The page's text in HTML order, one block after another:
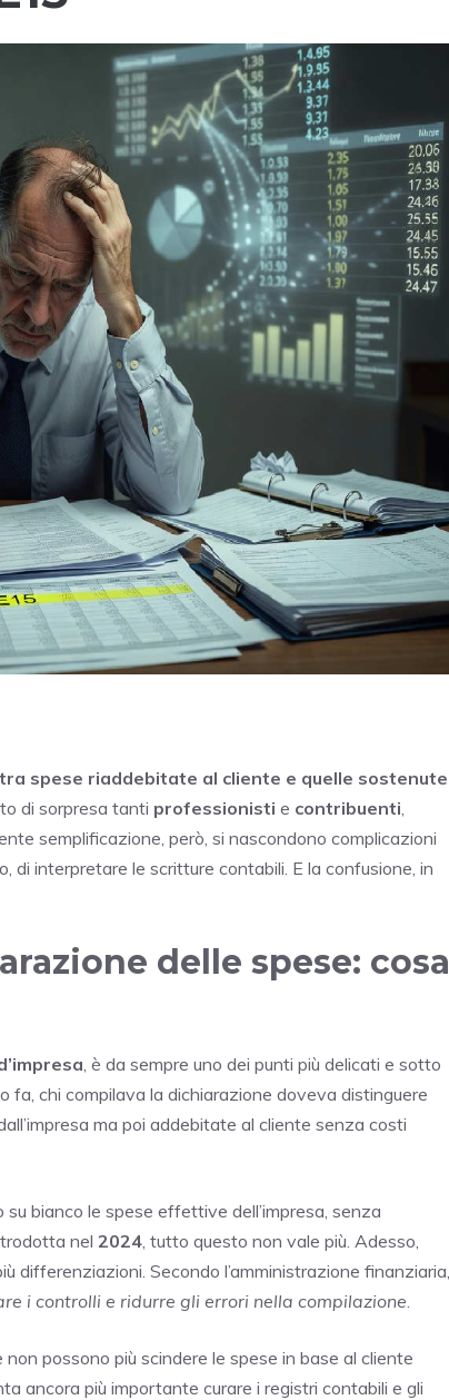
spese riaddebitate al cliente e quelle sostenute
di sorpresa tanti professionisti e contribuenti
semplificazione, però, si nascondono complicazioni
di interpretare le scritture contabili. E la confusione, in
delle spese: cosa
, è da sempre uno dei punti più delicati e sotto
fa, chi compilava la dichiarazione doveva distinguere
ma poi addebitate al cliente senza costi
bianco le spese effettive dell’impresa, senza
nel 2024 , tutto questo non vale più. Adesso,
differenziazioni. Secondo l’amministrazione finanziaria,
i controlli e ridurre gli errori nella compilazione
possono più scindere le spese in base al cliente
ancora più importante curare i registri contabili e gli